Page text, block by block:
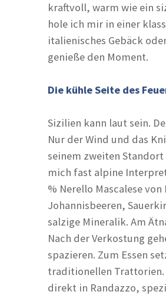
kraftvoll, warm wie ein
hole ich mir in einer
italienisches Gebäck
genieße den Moment.
Die kühle Seite des
Sizilien kann laut sein.
Nur der Wind und das
seinem zweiten Standort
mich fast alpine
% Nerello Mascalese
Johannisbeeren,
salzige Mineralik. Am
Nach der Verkostung
spazieren. Zum Essen
traditionellen Trattorien.
direkt in Randazzo,